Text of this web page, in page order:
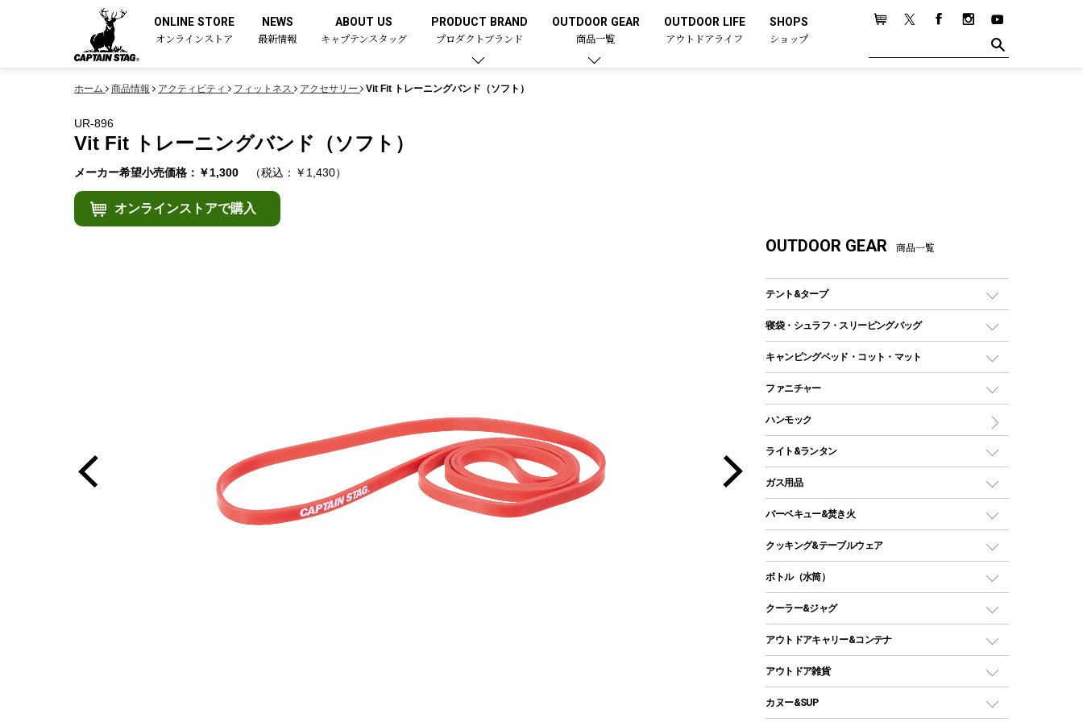
ONLINE STORE
オンラインストア
NEWS
最新情報
ABOUT US
キャプテンスタッグ
PRODUCT BRAND
プロダクトブランド
OUTDOOR GEAR
商品一覧
OUTDOOR LIFE
アウトドアライフ
SHOPS
ショップ
ホーム 商品情報 アクティビティ フィットネス アクセサリー Vit Fit トレーニングバンド（ソフト）
UR-896
Vit Fit トレーニングバンド（ソフト）
メーカー希望小売価格：￥1,300 （税込：￥1,430）
オンラインストアで購入
OUTDOOR GEAR 商品一覧
テント&タープ
テント
ツールームテント
ワンポールテント
シェルターテント
ロッジ型・オリジナルテント
タープ
スクエアタープ（レクタタープ）
メッシュタープ
自立式タープ
パラソル
テントアクセサリー
ペグ
寝袋・シュラフ・スリーピングバッグ
レクタングラー型（封筒型）シュラフ
インナーシュラフ
キャンピングベッド・コット・マット
キャンピングベッド・コット
インフレータブルマット
ファニチャー
アウトドアテーブル
レジャーシート
ハンモック
ライト&ランタン
LEDランタン
ガスランタン
オイルランタン
LEDライト
ヘッドライト
キャンドル
ガス用品
ガスバーナー
ガス缶
ガストーチ、ライター
バーベキュー&焚き火
バーベキューコンロ、グリル
焚き火台タイプ（ロースタイル）グリル
卓上タイプグリル
パーティータイプグリル
鉄板、アミ
クッキング&テーブルウェア
ダッチオーブン
ホットサンドメーカー
クッカーセット
シェラカップ
ボトル（水筒）
ステンレスボトル
コップ付きタイプ
ワンタッチタイプ
プラスチックボトル
クーラー&ジャグ
クーラーボックス
クーラーバッグ
ウォータージャグ
アウトドアキャリー&コンテナ
アウトドアキャリー
アウトドア雑貨
バックパック&バッグ
カヌー&SUP